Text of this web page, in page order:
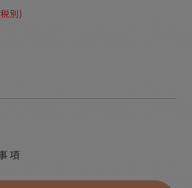
別)
項